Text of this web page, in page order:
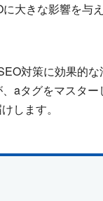
大きな影響を与
対策に効果的
aタグをマスタ
します。